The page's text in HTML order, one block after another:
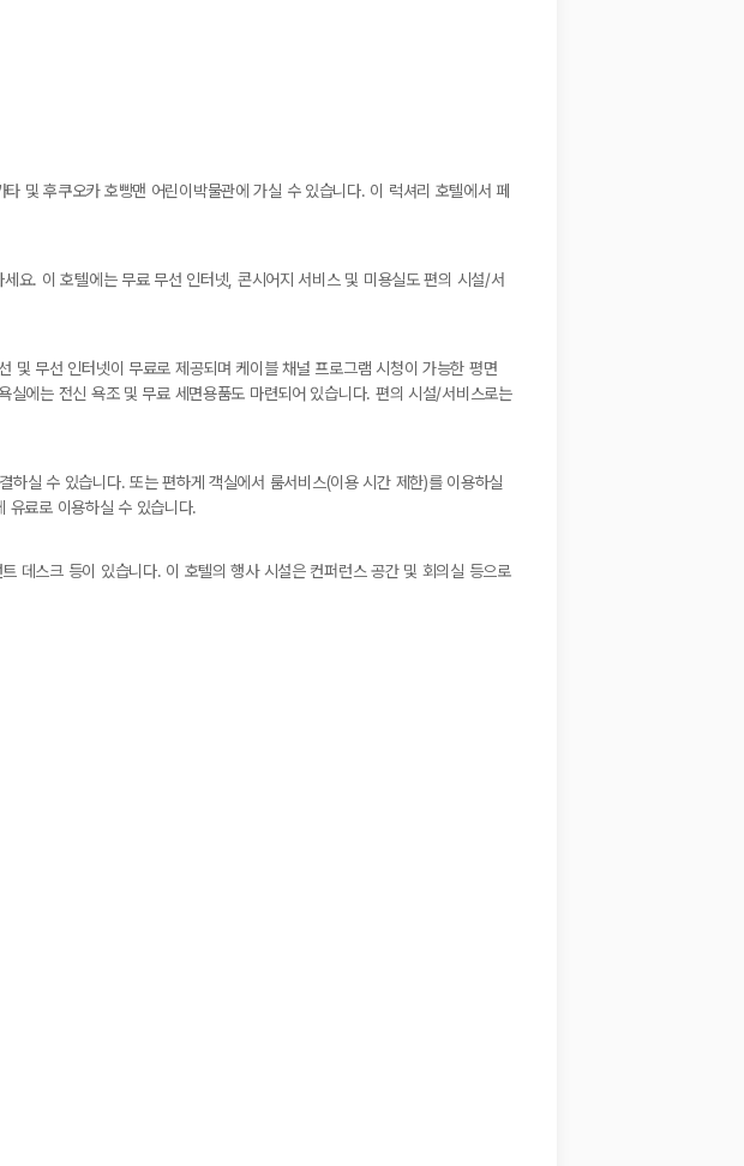
및 후쿠오카 호빵맨 어린이박물관에 가실 수 있습니다. 이 럭셔리 호텔에서 페
요. 이 호텔에는 무료 무선 인터넷, 콘시어지 서비스 및 미용실도 편의 시설/서
무선 인터넷이 무료로 제공되며 케이블 채널 프로그램 시청이 가능한 평면
에는 전신 욕조 및 무료 세면용품도 마련되어 있습니다. 편의 시설/서비스로는
수 있습니다. 또는 편하게 객실에서 룸서비스(이용 시간 제한)를 이용하실
료로 이용하실 수 있습니다.
데스크 등이 있습니다. 이 호텔의 행사 시설은 컨퍼런스 공간 및 회의실 등으로